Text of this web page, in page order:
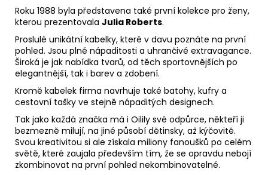
Roku 1988 byla představena také první kolekce pro ženy,
kterou prezentovala Julia Roberts.
Proslulé unikátní kabelky, které v davu poznáte na první
pohled. Jsou plné nápaditosti a uhrančivé extravagance.
Široká je jak nabídka tvarů, od těch sportovnějších po
elegantnější, tak i barev a zdobení.
Kromě kabelek firma navrhuje také batohy, kufry a
cestovní tašky ve stejně nápaditých designech.
Tak jako každá značka má i Oilily své odpůrce, někteří ji
bezmezně milují, na jiné působí dětinsky, až kýčovitě.
Svou kreativitou si ale získala miliony fanoušků po celém
světě, které zaujala především tím, že se opravdu nebojí
zkombinovat na první pohled nekombinovatelné.